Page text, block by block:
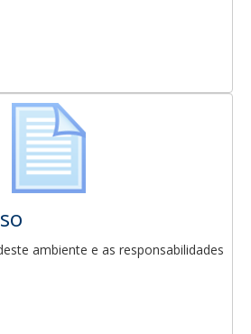
ambiente e as responsabilidades